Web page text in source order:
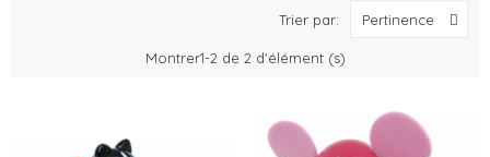
Trier par: Pertinence
Montrer1-2 de 2 d'élément (s)